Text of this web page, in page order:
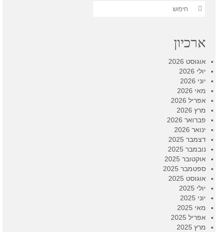
חפש
ארכיון
אוגוסט 2026
יולי 2026
יוני 2026
מאי 2026
אפריל 2026
מרץ 2026
פברואר 2026
ינואר 2026
דצמבר 2025
נובמבר 2025
אוקטובר 2025
ספטמבר 2025
אוגוסט 2025
יולי 2025
יוני 2025
מאי 2025
אפריל 2025
מרץ 2025